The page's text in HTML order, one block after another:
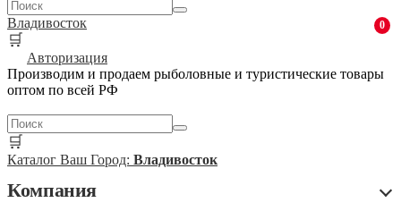
Владивосток
🛒
0
Авторизация
Производим и продаем рыболовные и туристические товары
оптом по всей РФ
🛒
Каталог Ваш Город: Владивосток
Компания